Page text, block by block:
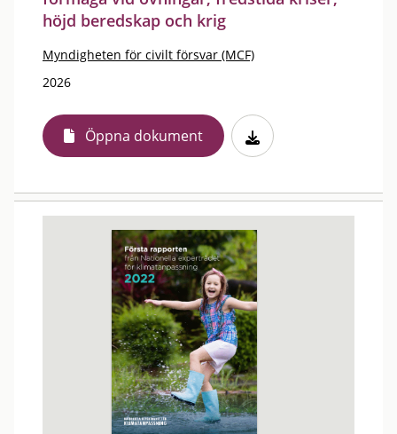
höjd beredskap och krig
Myndigheten för civilt försvar (MCF)
2026
Öppna dokument